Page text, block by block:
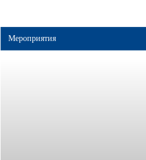
Мероприятия